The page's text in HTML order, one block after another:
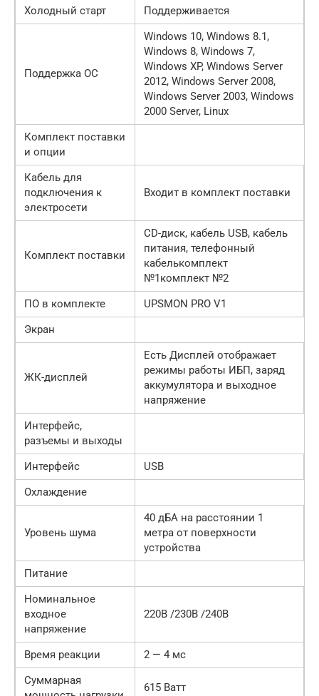
Холодный старт Поддерживается
Поддержка ОС
Windows 10, Windows 8.1,
Windows 8, Windows 7,
Windows XP, Windows Server
2012, Windows Server 2008,
Windows Server 2003, Windows
2000 Server, Linux
Комплект поставки
и опции
Кабель для
подключения к
электросети
Входит в комплект поставки
Комплект поставки
CD-диск, кабель USB, кабель
питания, телефонный
кабелькомплект
№1комплект №2
ПО в комплекте
UPSMON PRO V1
Экран
ЖК-дисплей
Есть Дисплей отображает
режимы работы ИБП, заряд
аккумулятора и выходное
напряжение
Интерфейс,
разъемы и выходы
Интерфейс
USB
Охлаждение
Уровень шума
40 дБА на расстоянии 1
метра от поверхности
устройства
Питание
Номинальное
входное
напряжение
220В /230В /240В
Время реакции
2 — 4 мс
Суммарная
615 Ватт